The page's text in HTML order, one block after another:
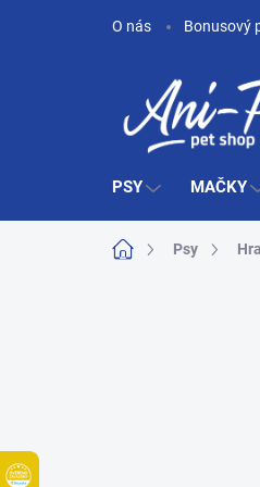
O nás Bonusový
PSY MAČKY
DomovPsy